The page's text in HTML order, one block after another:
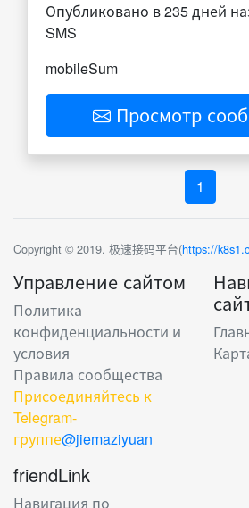
Опубликовано в 235 дней
SMS
mobileSum
Просмотр
1
Copyright © 2019. 极速接码平台(https://
Управление сайтом
Политика
конфиденциальности и
условия
Правила сообщества
Присоединяйтесь к
Telegram-
группе@jiemaziyuan
friendLink
Навигация по